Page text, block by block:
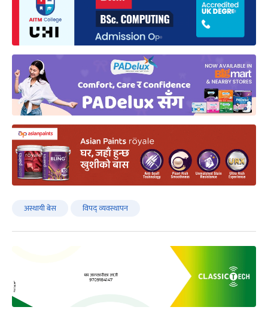
अस्थायी बेस विपद् व्यवस्थापन